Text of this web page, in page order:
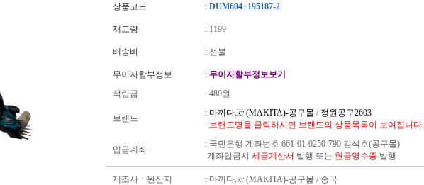
상품코드 : DUM604+195187-2
재고량 : 1199
배송비 : 선불
무이자할부정보 : 무이자할부정보보기
적립금
: 480원
브랜드
: 마끼다.kr (MAKITA)-공구몰 / 정원공구2603
브랜드명을 클릭하시면 브랜드의 상품목록이 보여집니다.
입금계좌
: 국민은행 계좌번호 661-01-0250-790 김석호(공구몰)
계좌입금시 세금계산서 발행 또는 현금영수증 발행
제조사ㆍ원산지
: 마끼다.kr (MAKITA)-공구몰 / 중국